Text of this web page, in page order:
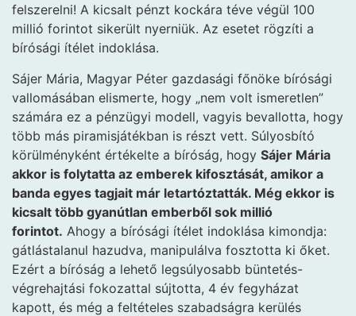
felszerelni! A kicsalt pénzt kockára téve végül 100
millió forintot sikerült nyerniük. Az esetet rögzíti a
bírósági ítélet indoklása.
Sájer Mária, Magyar Péter gazdasági főnöke bírósági
vallomásában elismerte, hogy „nem volt ismeretlen”
számára ez a pénzügyi modell, vagyis bevallotta, hogy
több más piramisjátékban is részt vett. Súlyosbító
körülményként értékelte a bíróság, hogy Sájer Mária
akkor is folytatta az emberek kifosztását, amikor a
banda egyes tagjait már letartóztatták. Még ekkor is
kicsalt több gyanútlan emberből sok millió
forintot. Ahogy a bírósági ítélet indoklása kimondja:
gátlástalanul hazudva, manipulálva fosztotta ki őket.
Ezért a bíróság a lehető legsúlyosabb büntetés-
végrehajtási fokozattal sújtotta, 4 év fegyházat
kapott, és még a feltételes szabadságra kerülés